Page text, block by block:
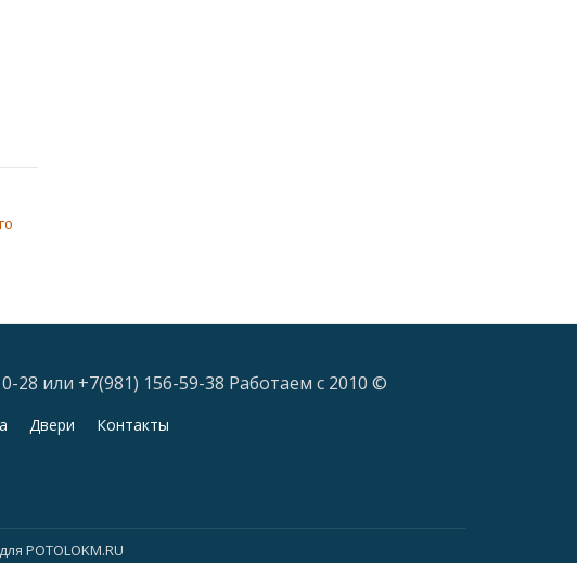
28 или +7(981) 156-59-38 Работаем с 2010 ©
Двери Контакты
POTOLOKM.RU